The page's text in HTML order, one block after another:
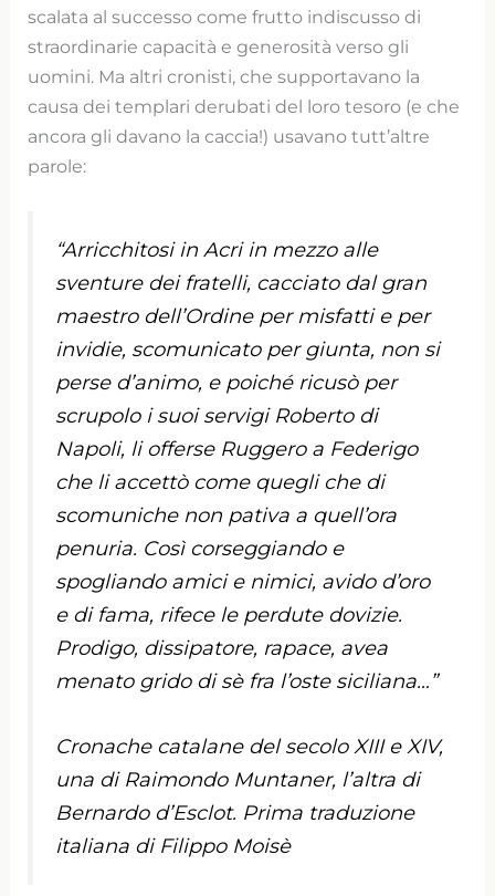
scalata al successo come frutto indiscusso di
straordinarie capacità e generosità verso gli
uomini. Ma altri cronisti, che supportavano la
causa dei templari derubati del loro tesoro (e che
ancora gli davano la caccia!) usavano tutt’altre
parole:
“Arricchitosi in Acri in mezzo alle
sventure dei fratelli, cacciato dal gran
maestro dell’Ordine per misfatti e per
invidie, scomunicato per giunta, non si
perse d’animo, e poiché ricusò per
scrupolo i suoi servigi Roberto di
Napoli, li offerse Ruggero a Federigo
che li accettò come quegli che di
scomuniche non pativa a quell’ora
penuria. Così corseggiando e
spogliando amici e nimici, avido d’oro
e di fama, rifece le perdute dovizie.
Prodigo, dissipatore, rapace, avea
menato grido di sè fra l’oste siciliana…”
Cronache catalane del secolo XIII e XIV,
una di Raimondo Muntaner, l’altra di
Bernardo d’Esclot. Prima traduzione
italiana di Filippo Moisè